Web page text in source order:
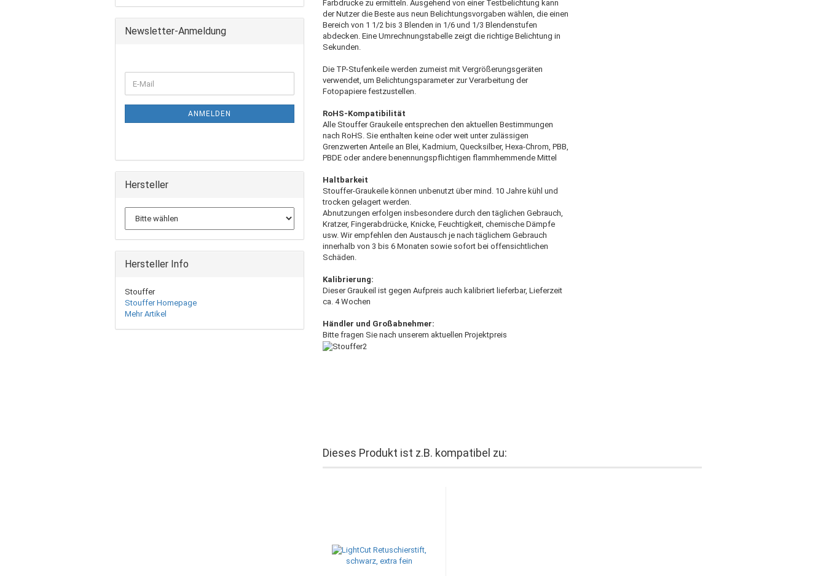
Farbdrucke zu ermitteln. Ausgehend von einer Testbelichtung kann
der Nutzer die Beste aus neun Belichtungsvorgaben wählen, die einen
Bereich von 1 1/2 bis 3 Blenden in 1/6 und 1/3 Blendenstufen
abdecken. Eine Umrechnungstabelle zeigt die richtige Belichtung in
Sekunden.
Die TP-Stufenkeile werden zumeist mit Vergrößerungsgeräten
verwendet, um Belichtungsparameter zur Verarbeitung der
Fotopapiere festzustellen.
RoHS-Kompatibilität
Alle Stouffer Graukeile entsprechen den aktuellen Bestimmungen
nach RoHS. Sie enthalten keine oder weit unter zulässigen
Grenzwerten Anteile an Blei, Kadmium, Quecksilber, Hexa-Chrom, PBB,
PBDE oder andere benennungspflichtigen flammhemmende Mittel
Haltbarkeit
Stouffer-Graukeile können unbenutzt über mind. 10 Jahre kühl und
trocken gelagert werden.
Abnutzungen erfolgen insbesondere durch den täglichen Gebrauch,
Kratzer, Fingerabdrücke, Knicke, Feuchtigkeit, chemische Dämpfe
usw. Wir empfehlen den Austausch je nach täglichem Gebrauch
innerhalb von 3 bis 6 Monaten sowie sofort bei offensichtlichen
Schäden.
Kalibrierung:
Dieser Graukeil ist gegen Aufpreis auch kalibriert lieferbar, Lieferzeit
ca. 4 Wochen
Händler und Großabnehmer:
Bitte fragen Sie nach unserem aktuellen Projektpreis
Dieses Produkt ist z.B. kompatibel zu:
Newsletter-Anmeldung
ANMELDEN
Hersteller
Hersteller Info
Stouffer
Stouffer Homepage
Mehr Artikel